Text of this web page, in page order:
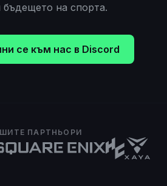
на спорта.
се към нас в Discord
ПАРТНЬОРИ